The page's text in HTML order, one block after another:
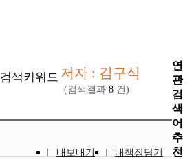
검색키워드 저자 : 김구식
(검색결과 8 건)
내보내기
내책장담기
연
관
검
색
어
추
천